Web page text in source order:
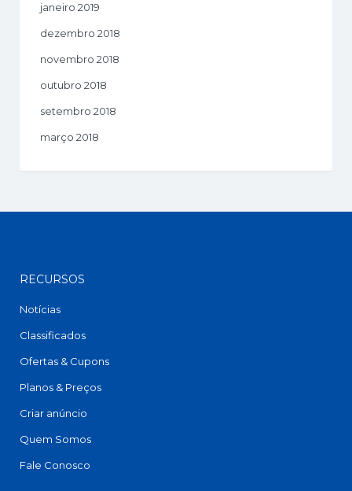
janeiro 2019
dezembro 2018
novembro 2018
outubro 2018
setembro 2018
março 2018
RECURSOS
Notícias
Classificados
Ofertas & Cupons
Planos & Preços
Criar anúncio
Quem Somos
Fale Conosco